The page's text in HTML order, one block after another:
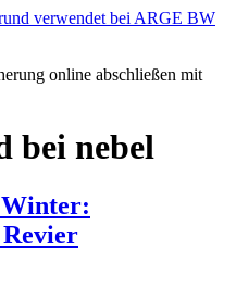
online abschließen mit
bei nebel